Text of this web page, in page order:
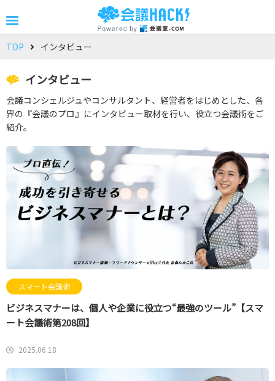
TOP インタビュー
インタビュー
会議コンシェルジュやコンサルタント、経営者をはじめとした、各
界の『会議のプロ』にインタビュー取材を行い、役立つ会議術をご
紹介。
スマート会議術
ビジネスマナーは、個人や企業に役立つ“最強のツール”【スマ
ート会議術第208回】
2025.06.18